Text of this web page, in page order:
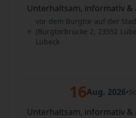
Unterhaltsam, informativ &
vor dem Burgtor auf der
(Burgtorbrücke 2, 23552
Lübeck
16Aug. 2026•
Unterhaltsam, informativ &